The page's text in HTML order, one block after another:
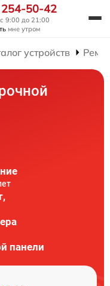
50-42
9:00 до 21:00
мне утром
устройств
панели